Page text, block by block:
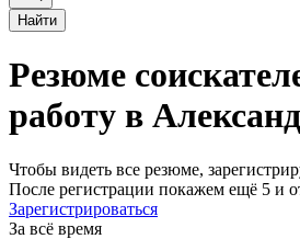
Найти
Резюме
работу в
Чтобы видеть все резюме,
После регистрации покажем ещё 5 и
Зарегистрироваться
За всё время